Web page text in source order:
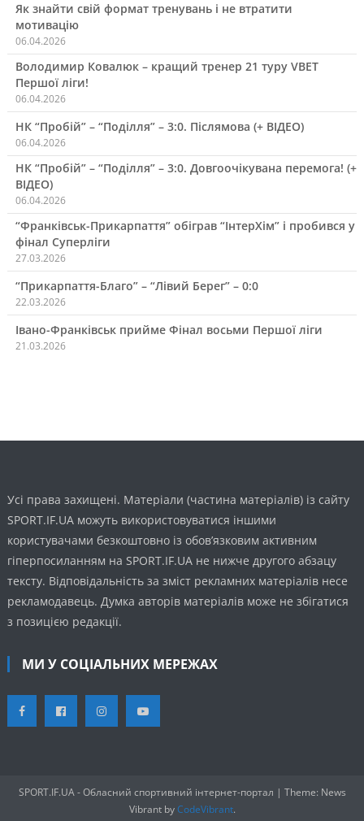
Як знайти свій формат тренувань і не втратити
мотивацію
06.04.2026
Володимир Ковалюк – кращий тренер 21 туру VBET
Першої ліги!
06.04.2026
НК “Пробій” – “Поділля” – 3:0. Післямова (+ ВІДЕО)
06.04.2026
НК “Пробій” – “Поділля” – 3:0. Довгоочікувана перемога! (+
ВІДЕО)
06.04.2026
“Франківськ-Прикарпаття” обіграв “ІнтерХім” і пробився у
фінал Суперліги
27.03.2026
“Прикарпаття-Благо” – “Лівий Берег” – 0:0
22.03.2026
Івано-Франківськ прийме Фінал восьми Першої ліги
21.03.2026
Усі права захищені. Матеріали (частина матеріалів) із сайту
SPORT.IF.UA можуть використовуватися іншими
користувачами безкоштовно із обов’язковим активним
гіперпосиланням на SPORT.IF.UA не нижче другого абзацу
тексту. Відповідальність за зміст рекламних матеріалів несе
рекламодавець. Думка авторів матеріалів може не збігатися
з позицією редакції.
МИ У СОЦІАЛЬНИХ МЕРЕЖАХ
SPORT.IF.UA - Обласний спортивний інтернет-портал | Theme: News
Vibrant byCodeVibrant.